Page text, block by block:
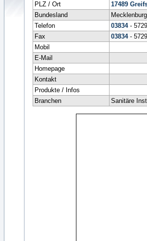
PLZ / Ort
17489
Bundesland
Telefon
03834-
Fax
03834-
Mobil
E-Mail
Homepage
Kontakt
Produkte / Infos
Branchen
Sanitäre